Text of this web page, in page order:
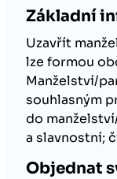
Základní
Uzavřít
lze formou
Manželství/
souhlasným
do
a slavnostní;
Objednat